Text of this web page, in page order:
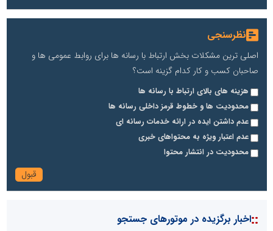
نظرسنجی
اصلی ترین مشکلات بخش ارتباط با رسانه ها برای روابط عمومی ها و
صاحبان کسب و کار کدام گزینه است؟
هزینه های بالای ارتباط با رسانه ها
محدودیت ها و خطوط قرمز داخلی رسانه ها
عدم داشتن ایده در ارائه خدمات رسانه ای
عدم اعتبار ویژه به محتواهای خبری
محدودیت در انتشار محتوا
::اخبار برگزیده در موتورهای جستجو